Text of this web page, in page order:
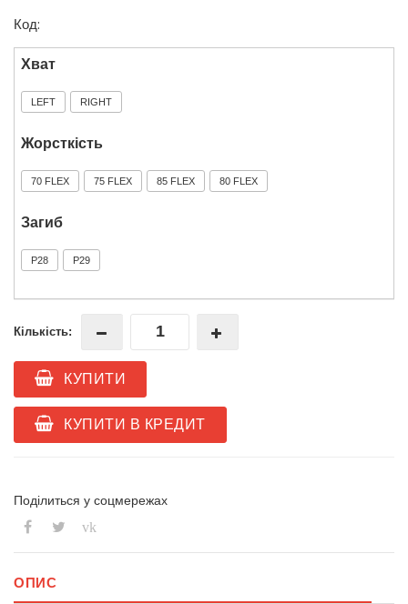
Код:
Хват
LEFT RIGHT
Жорсткість
70 FLEX 75 FLEX 85 FLEX 80 FLEX
Загиб
P28 P29
Кількість:
КУПИТИ
КУПИТИ В КРЕДИТ
Поділиться у соцмережах
vk
ОПИС